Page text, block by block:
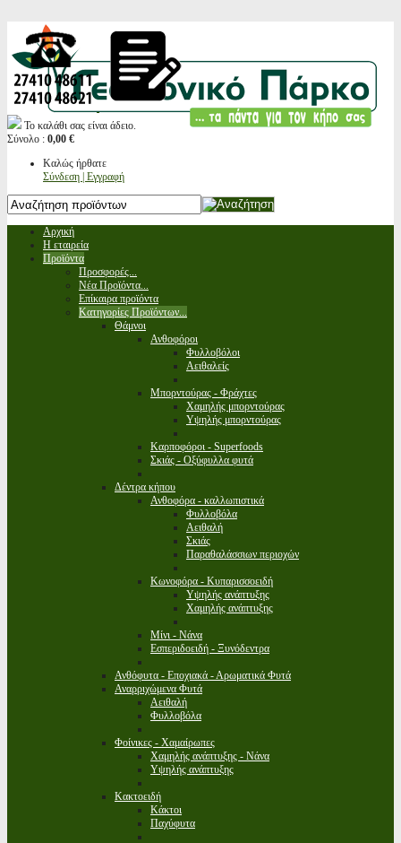
Το καλάθι σας είναι άδειο.
Σύνολο : 0,00 €
Καλώς ήρθατε
Σύνδεση | Εγγραφή
Αρχική
Η εταιρεία
Προϊόντα
Προσφορές...
Νέα Προϊόντα...
Επίκαιρα προϊόντα
Κατηγορίες Προϊόντων...
Θάμνοι
Ανθοφόροι
Φυλλοβόλοι
Αειθαλείς
Μπορντούρας - Φράχτες
Χαμηλής μπορντούρας
Υψηλής μπορντούρας
Καρποφόροι - Superfoods
Σκιάς - Οξύφυλλα φυτά
Δέντρα κήπου
Ανθοφόρα - καλλωπιστικά
Φυλλοβόλα
Αειθαλή
Σκιάς
Παραθαλάσσιων περιοχών
Κωνοφόρα - Κυπαρισσοειδή
Υψηλής ανάπτυξης
Χαμηλής ανάπτυξης
Μίνι - Νάνα
Εσπεριδοειδή - Ξυνόδεντρα
Ανθόφυτα - Εποχιακά - Αρωματικά Φυτά
Αναρριχώμενα Φυτά
Αειθαλή
Φυλλοβόλα
Φοίνικες - Χαμαίρωπες
Χαμηλής ανάπτυξης - Νάνα
Υψηλής ανάπτυξης
Κακτοειδή
Κάκτοι
Παχύφυτα